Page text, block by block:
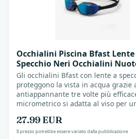
Occhialini Piscina Bfast Lente
Specchio Neri Occhialini
Gli occhialini Bfast con lente a
proteggono la vista in acqua grazie
antiappannante tre volte più
micrometrico si adatta al viso per
27.99 EUR
Il prezzo potrebbe essere variato dalla pubblicazione